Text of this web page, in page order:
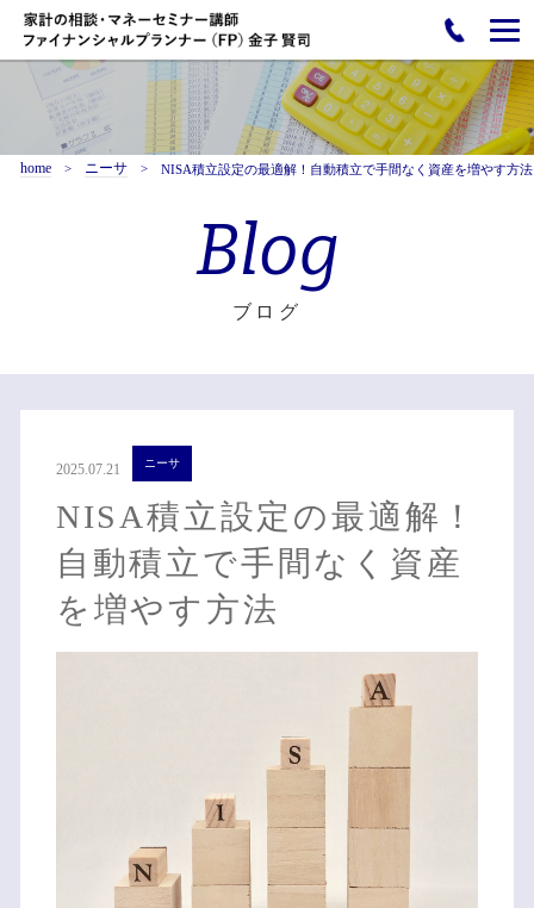
home ニーサ NISA積立設定の最適解！自動積立で手間なく資産を増やす方法
Blog
ブログ
2025.07.21 ニーサ
NISA積立設定の最適解！
自動積立で手間なく資産
を増やす方法